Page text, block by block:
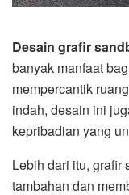
Desain grafir
banyak manfaat
mempercantik
indah, desain ini
kepribadian yang
Lebih dari itu, grafir
tambahan dan